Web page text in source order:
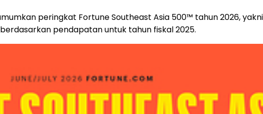
peringkat Fortune Southeast Asia 500™ tahun 2026,
pendapatan untuk tahun fiskal 2025.